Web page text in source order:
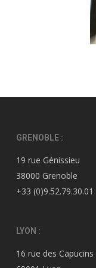
GRENOBLE :
19 rue Génissieu
38000 Grenoble
+33 (0)9.52.79.30.01
LYON :
16 rue des Capucins